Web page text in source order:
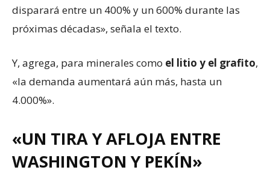
disparará entre un 400% y un 600% durante las
próximas décadas», señala el texto.
Y, agrega, para minerales como el litio y el grafito,
«la demanda aumentará aún más, hasta un
4.000%».
«UN TIRA Y AFLOJA ENTRE
WASHINGTON Y PEKÍN»